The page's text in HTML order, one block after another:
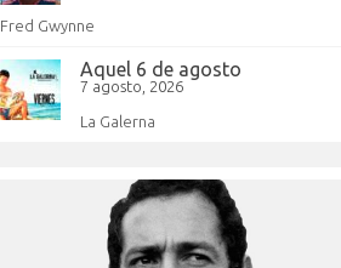
Fred Gwynne
Aquel 6 de agosto
7 agosto, 2026
La Galerna